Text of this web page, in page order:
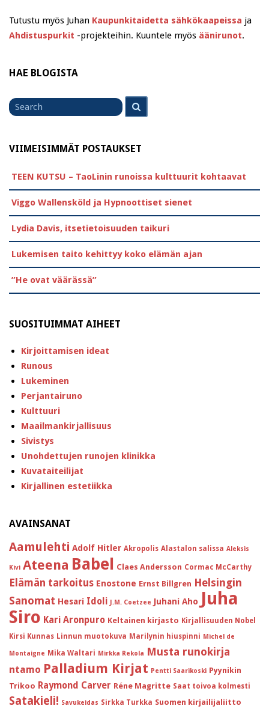
Tutustu myös Juhan Kaupunkitaidetta sähkökaapeissa ja
Ahdistuspurkit -projekteihin. Kuuntele myös äänirunot.
HAE BLOGISTA
Search
for
VIIMEISIMMÄT POSTAUKSET
TEEN KUTSU – TaoLinin runoissa kulttuurit kohtaavat
Viggo Wallensköld ja Hypnoottiset sienet
Lydia Davis, itsetietoisuuden taikuri
Lukemisen taito kehittyy koko elämän ajan
”He ovat väärässä”
SUOSITUIMMAT AIHEET
Kirjoittamisen ideat
Runous
Lukeminen
Perjantairuno
Kulttuuri
Maailmankirjallisuus
Sivistys
Unohdettujen runojen klinikka
Kuvataiteilijat
Kirjallinen estetiikka
AVAINSANAT
Aamulehti Adolf Hitler Akropolis Alastalon salissa Aleksis
Kivi Ateena Babel Claes Andersson Cormac McCarthy
Elämän tarkoitus Enostone Ernst Billgren Helsingin
Sanomat Hesari Idoli J.M. Coetzee Juhani Aho Juha
Siro Kari Aronpuro Keltainen kirjasto Kirjallisuuden Nobel
Kirsi Kunnas Linnun muotokuva Marilynin hiuspinni Michel de
Montaigne Mika Waltari Mirkka Rekola Musta runokirja
ntamo Palladium Kirjat Pentti Saarikoski Pyynikin
Trikoo Raymond Carver Réne Magritte Saat toivoa kolmesti
Satakieli! Savukeidas Sirkka Turkka Suomen kirjailijaliitto